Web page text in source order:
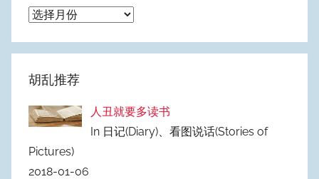
归
胡乱推荐
人丑就要多读书
In 日记(Diary)、看图说话(Stories of
Pictures)
2018-01-06